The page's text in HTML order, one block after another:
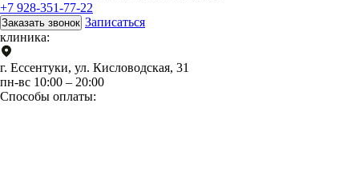
+7 928-351-77-22
Заказать звонок Записаться
клиника:
г. Ессентуки, ул. Кисловодская, 31
пн-вс 10:00 – 20:00
Способы оплаты: